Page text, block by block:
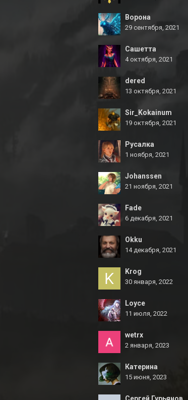
Ворона
29 сентября, 2021
Сашетта
4 октября, 2021
dered
13 октября, 2021
Sir_Kokainum
19 октября, 2021
Русалка
1 ноября, 2021
Johanssen
21 ноября, 2021
Fade
6 декабря, 2021
Okku
14 декабря, 2021
Krog
30 января, 2022
Loyce
11 июля, 2022
wetrx
2 января, 2023
Катерина
15 июня, 2023